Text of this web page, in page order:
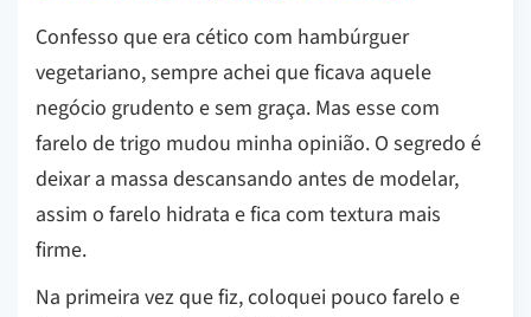
Confesso que era cético com hambúrguer
vegetariano, sempre achei que ficava aquele
negócio grudento e sem graça. Mas esse com
farelo de trigo mudou minha opinião. O segredo é
deixar a massa descansando antes de modelar,
assim o farelo hidrata e fica com textura mais
firme.
Na primeira vez que fiz, coloquei pouco farelo e